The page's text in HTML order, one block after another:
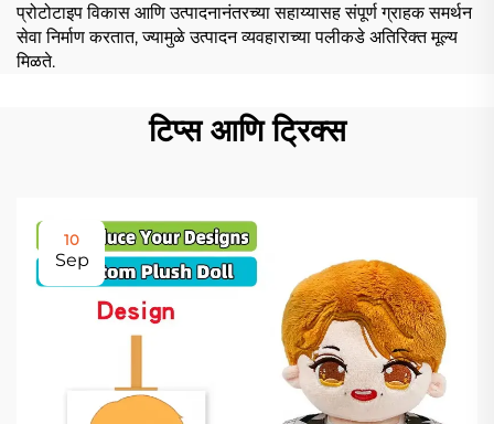
प्रोटोटाइप विकास आणि उत्पादनानंतरच्या सहाय्यासह संपूर्ण ग्राहक समर्थन
सेवा निर्माण करतात, ज्यामुळे उत्पादन व्यवहाराच्या पलीकडे अतिरिक्त मूल्य
मिळते.
टिप्स आणि ट्रिक्स
10
Sep